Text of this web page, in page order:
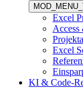
Excel
Access
Excel
KI & Code-